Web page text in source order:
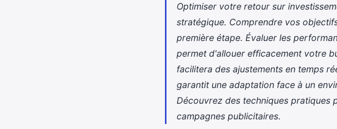
Optimiser votre retour sur
stratégique. Comprendre vos
première étape. Évaluer les
permet d'allouer efficacement votre
facilitera des ajustements en temps
garantit une adaptation face à un
Découvrez des techniques pratiques
campagnes publicitaires.